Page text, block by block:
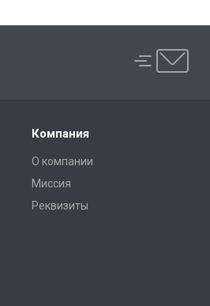
Компания
О компании
Миссия
Реквизиты